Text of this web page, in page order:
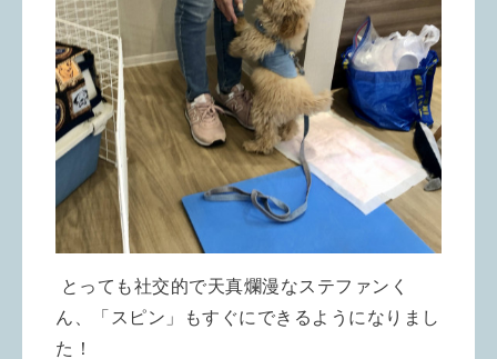
とっても社交的で天真爛漫なステファンく
ん、「スピン」もすぐにできるようになりまし
た！